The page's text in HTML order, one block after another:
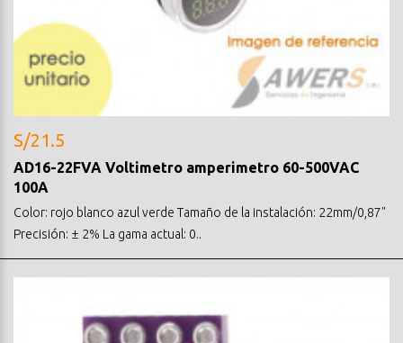
S/21.5
AD16-22FVA Voltimetro amperimetro 60-500VAC
100A
Color: rojo blanco azul verde Tamaño de la instalación: 22mm/0,87"
Precisión: ± 2% La gama actual: 0..